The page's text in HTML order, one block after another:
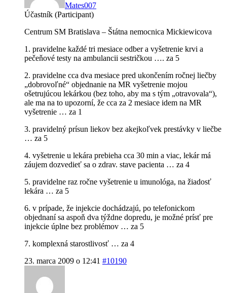
Mates007
Účastník (Participant)
Centrum SM Bratislava – Štátna nemocnica Mickiewicova
1. pravidelne každé tri mesiace odber a vyšetrenie krvi a
pečeňové testy na ambulancii sestričkou …. za 5
2. pravidelne cca dva mesiace pred ukončením ročnej liečby
„dobrovoľné“ objednanie na MR vyšetrenie mojou
ošetrujúcou lekárkou (bez toho, aby ma s tým „otravovala“),
ale ma na to upozorní, že cca za 2 mesiace idem na MR
vyšetrenie … za 1
3. pravidelný prísun liekov bez akejkoľvek prestávky v liečbe
… za 5
4. vyšetrenie u lekára prebieha cca 30 min a viac, lekár má
záujem dozvedieť sa o zdrav. stave pacienta … za 4
5. pravidelne raz ročne vyšetrenie u imunológa, na žiadosť
lekára … za 5
6. v prípade, že injekcie dochádzajú, po telefonickom
objednaní sa aspoň dva týždne dopredu, je možné prísť pre
injekcie úplne bez problémov … za 5
7. komplexná starostlivosť … za 4
23. marca 2009 o 12:41 #10190